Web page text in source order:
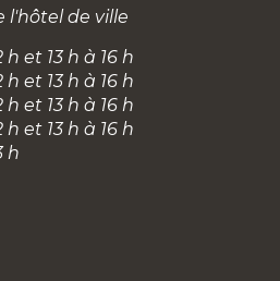
l'hôtel de ville
h et 13 h à 16 h
h et 13 h à 16 h
h et 13 h à 16 h
h et 13 h à 16 h
h